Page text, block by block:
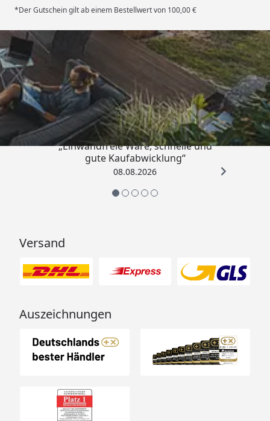
*Der Gutschein gilt ab einem Bestellwert von 100,00 €
Trusted Shops
4,83/ 5
„Einwandfreie Ware, schnelle und
gute Kaufabwicklung“
08.08.2026
Versand
Auszeichnungen